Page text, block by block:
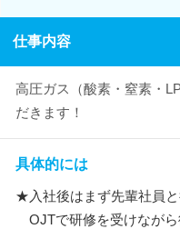
仕事内容
高圧ガス（酸素・窒素・
だきます！
具体的には
★入社後はまず先輩社員と
OJTで研修を受けながら